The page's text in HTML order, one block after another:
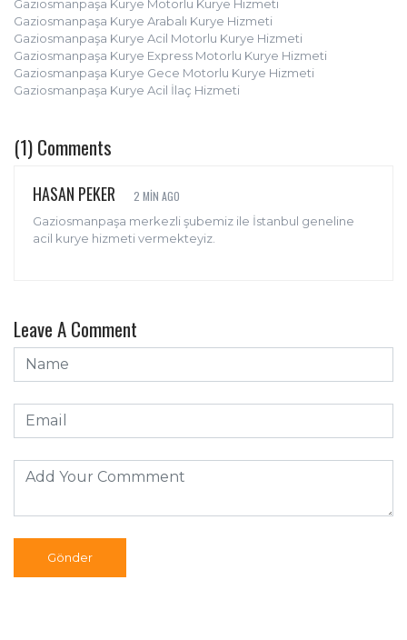
Gaziosmanpaşa Kurye Motorlu Kurye Hizmeti
Gaziosmanpaşa Kurye Arabalı Kurye Hizmeti
Gaziosmanpaşa Kurye Acil Motorlu Kurye Hizmeti
Gaziosmanpaşa Kurye Express Motorlu Kurye Hizmeti
Gaziosmanpaşa Kurye Gece Motorlu Kurye Hizmeti
Gaziosmanpaşa Kurye Acil İlaç Hizmeti
(1) Comments
HASAN PEKER 2 MIN AGO
Gaziosmanpaşa merkezli şubemiz ile İstanbul geneline
acil kurye hizmeti vermekteyiz.
Leave A Comment
Gönder